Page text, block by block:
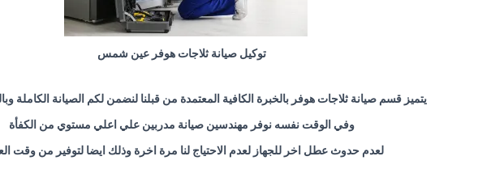
توكيل صيانة ثلاجات هوفر عين شمس
يتميز قسم صيانة ثلاجات هوفر بالخبرة الكافية المعتمدة من قبلنا لنضمن لكم الصيانة الكاملة
وفي الوقت نفسه نوفر مهندسين صيانة مدربين علي اعلي مستوي من الكفأة
لعدم حدوث عطل اخر للجهاز لعدم الاحتياج لنا مرة اخرة وذلك ايضا لتوفير من وقت